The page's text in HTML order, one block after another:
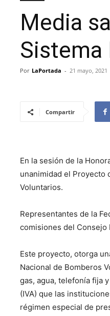
Media
Sistema
Por LaPortada - 21 mayo, 2021
Compartir
En la sesión de la
unanimidad el Proyecto
Voluntarios.
Representantes de la
comisiones del Consejo
Este proyecto, otorga
Nacional de Bomberos
gas, agua, telefonía fija
(IVA) que las
régimen especial de